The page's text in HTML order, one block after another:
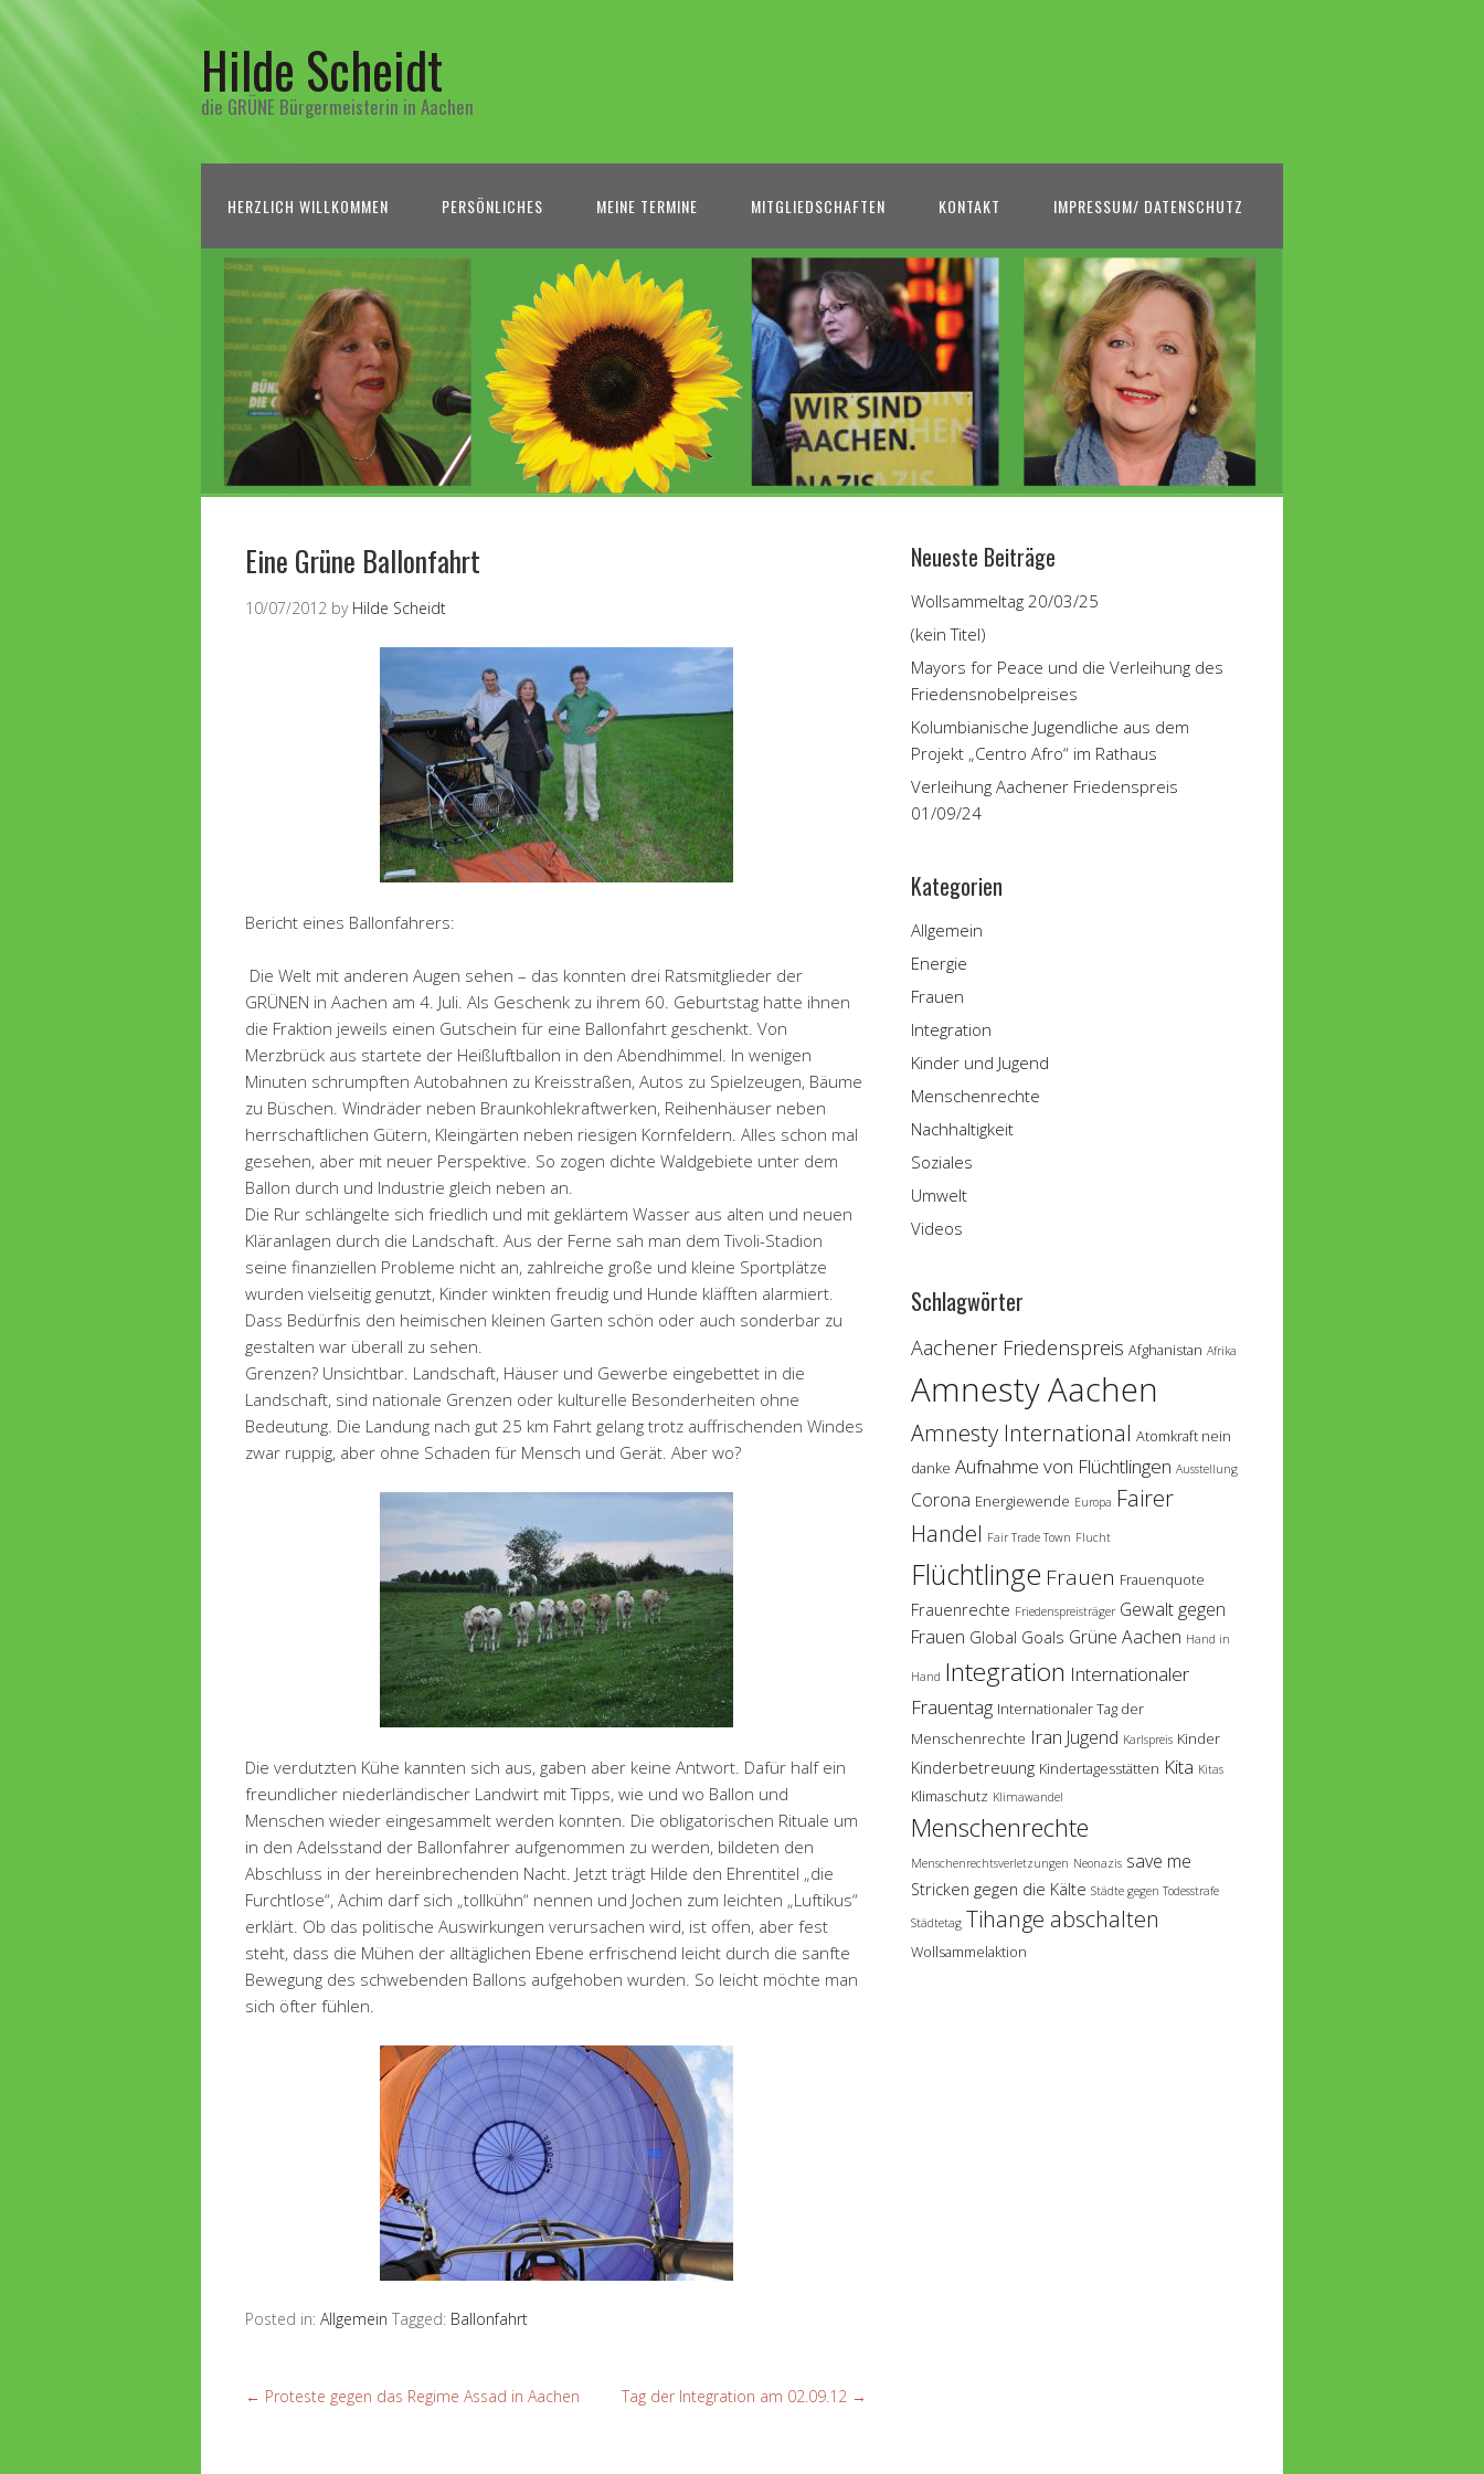
Hilde Scheidt
die GRÜNE Bürgermeisterin in Aachen
HERZLICH WILLKOMMEN PERSÖNLICHES MEINE TERMINE MITGLIEDSCHAFTEN KONTAKT IMPRESSUM/ DATENSCHUTZ
Eine Grüne Ballonfahrt
10/07/2012 by Hilde Scheidt
Bericht eines Ballonfahrers:
Die Welt mit anderen Augen sehen – das konnten drei Ratsmitglieder der
GRÜNEN in Aachen am 4. Juli. Als Geschenk zu ihrem 60. Geburtstag hatte ihnen
die Fraktion jeweils einen Gutschein für eine Ballonfahrt geschenkt. Von
Merzbrück aus startete der Heißluftballon in den Abendhimmel. In wenigen
Minuten schrumpften Autobahnen zu Kreisstraßen, Autos zu Spielzeugen, Bäume
zu Büschen. Windräder neben Braunkohlekraftwerken, Reihenhäuser neben
herrschaftlichen Gütern, Kleingärten neben riesigen Kornfeldern. Alles schon mal
gesehen, aber mit neuer Perspektive. So zogen dichte Waldgebiete unter dem
Ballon durch und Industrie gleich neben an.
Die Rur schlängelte sich friedlich und mit geklärtem Wasser aus alten und neuen
Kläranlagen durch die Landschaft. Aus der Ferne sah man dem Tivoli-Stadion
seine finanziellen Probleme nicht an, zahlreiche große und kleine Sportplätze
wurden vielseitig genutzt, Kinder winkten freudig und Hunde kläfften alarmiert.
Dass Bedürfnis den heimischen kleinen Garten schön oder auch sonderbar zu
gestalten war überall zu sehen.
Grenzen? Unsichtbar. Landschaft, Häuser und Gewerbe eingebettet in die
Landschaft, sind nationale Grenzen oder kulturelle Besonderheiten ohne
Bedeutung. Die Landung nach gut 25 km Fahrt gelang trotz auffrischenden Windes
zwar ruppig, aber ohne Schaden für Mensch und Gerät. Aber wo?
Die verdutzten Kühe kannten sich aus, gaben aber keine Antwort. Dafür half ein
freundlicher niederländischer Landwirt mit Tipps, wie und wo Ballon und
Menschen wieder eingesammelt werden konnten. Die obligatorischen Rituale um
in den Adelsstand der Ballonfahrer aufgenommen zu werden, bildeten den
Abschluss in der hereinbrechenden Nacht. Jetzt trägt Hilde den Ehrentitel „die
Furchtlose“, Achim darf sich „tollkühn“ nennen und Jochen zum leichten „Luftikus“
erklärt. Ob das politische Auswirkungen verursachen wird, ist offen, aber fest
steht, dass die Mühen der alltäglichen Ebene erfrischend leicht durch die sanfte
Bewegung des schwebenden Ballons aufgehoben wurden. So leicht möchte man
sich öfter fühlen.
Posted in: Allgemein Tagged: Ballonfahrt
← Proteste gegen das Regime Assad in Aachen Tag der Integration am 02.09.12 →
Neueste Beiträge
Wollsammeltag 20/03/25
(kein Titel)
Mayors for Peace und die Verleihung des
Friedensnobelpreises
Kolumbianische Jugendliche aus dem
Projekt „Centro Afro“ im Rathaus
Verleihung Aachener Friedenspreis
01/09/24
Kategorien
Allgemein
Energie
Frauen
Integration
Kinder und Jugend
Menschenrechte
Nachhaltigkeit
Soziales
Umwelt
Videos
Schlagwörter
Aachener Friedenspreis Afghanistan Afrika
Amnesty Aachen
Amnesty International Atomkraft nein
danke Aufnahme von Flüchtlingen Ausstellung
Corona Energiewende Europa Fairer
Handel Fair Trade Town Flucht
Flüchtlinge Frauen Frauenquote
Frauenrechte Friedenspreisträger Gewalt gegen
Frauen Global Goals Grüne Aachen Hand in
Hand Integration Internationaler
Frauentag Internationaler Tag der
Menschenrechte Iran Jugend Karlspreis Kinder
Kinderbetreuung Kindertagesstätten Kita Kitas
Klimaschutz Klimawandel
Menschenrechte
Menschenrechtsverletzungen Neonazis save me
Stricken gegen die Kälte Städte gegen Todesstrafe
Städtetag Tihange abschalten
Wollsammelaktion